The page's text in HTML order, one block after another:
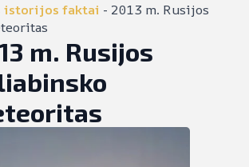
istorijos faktai - 2013 m. Rusijos
m. Rusijos